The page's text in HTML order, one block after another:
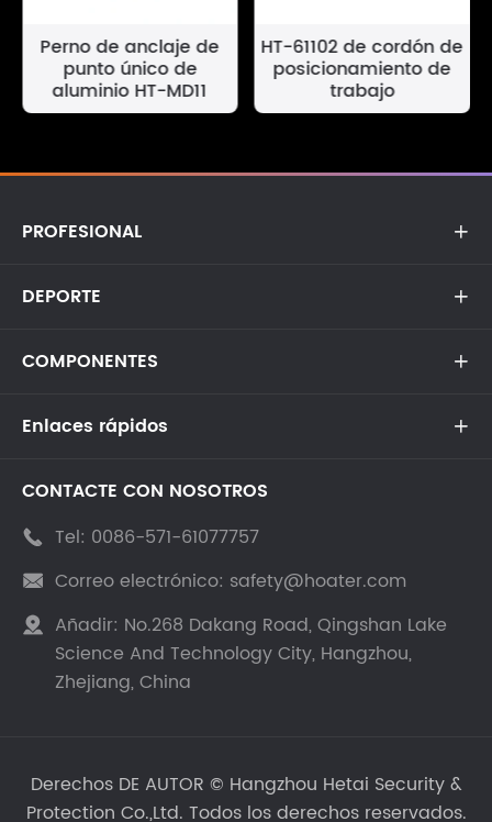
Perno de anclaje de
punto único de
aluminio HT-MD11
HT-61102 de cordón de
posicionamiento de
trabajo
PROFESIONAL 
DEPORTE 
COMPONENTES 
Enlaces rápidos 
CONTACTE CON NOSOTROS
 Tel: 0086-571-61077757
 Correo electrónico: safety@hoater.com
 Añadir: No.268 Dakang Road, Qingshan Lake
Science And Technology City, Hangzhou,
Zhejiang, China
Derechos DE AUTOR © Hangzhou Hetai Security &
Protection Co.,Ltd. Todos los derechos reservados.